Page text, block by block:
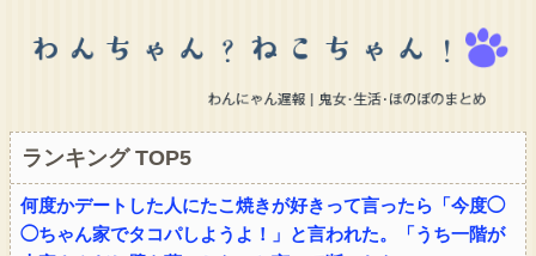
ランキング TOP5
何度かデートした人にたこ焼きが好きって言ったら「今度◯
◯ちゃん家でタコパしようよ！」と言われた。「うち一階が